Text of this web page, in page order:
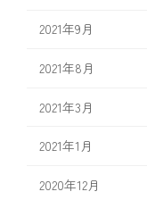
2021年9月
2021年8月
2021年3月
2021年1月
2020年12月